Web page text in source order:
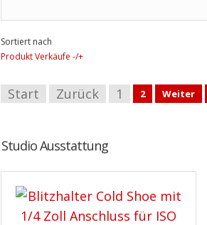
Sortiert nach
Produkt Verkäufe -/+
Start Zurück 1 2 Weiter
Studio Ausstattung